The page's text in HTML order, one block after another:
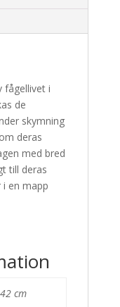
fågellivet i
de
skymning
deras
med bred
till deras
en mapp
cm